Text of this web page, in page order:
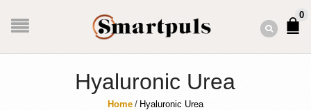
0
Hyaluronic Urea
Home / Hyaluronic Urea